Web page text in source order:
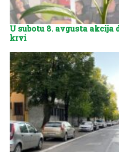
U subotu 8. avgusta akcija
krvi